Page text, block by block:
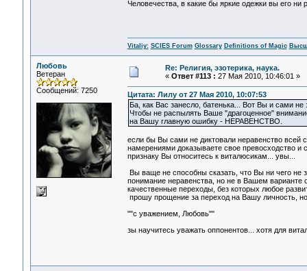
Человечества, в какие бы яркие одежки вы его ни
Vitaliy: SCIES Forum Glossary Definitions of Magic
Любовь
Ветеран
Сообщений: 7250
Re: Религия, эзотерика, наука.
« Ответ #113 : 27 Мая 2010, 10:46:01 »
Цитата: Лилу от 27 Мая 2010, 10:07:53
Ба, как Вас занесло, батенька... Вот Вы и сами
Чтобы не распылять Ваше "драгоценное"
на Вашу главную ошибку - НЕРАВЕНСТВО.
если бы Вы сами не диктовали неравенство
намерениями доказываете свое превосходство и
признаку Вы относитесь к виталюсикам... увы...
Вы ваще не способны сказать, что Вы ни чего не
понимание неравенства, но не в Вашем
качественные переходы, без которых любое
прошу прощение за переход на Вашу личность,
""с уважением, Любовь""
зы научитесь уважать оппонентов... хотя для